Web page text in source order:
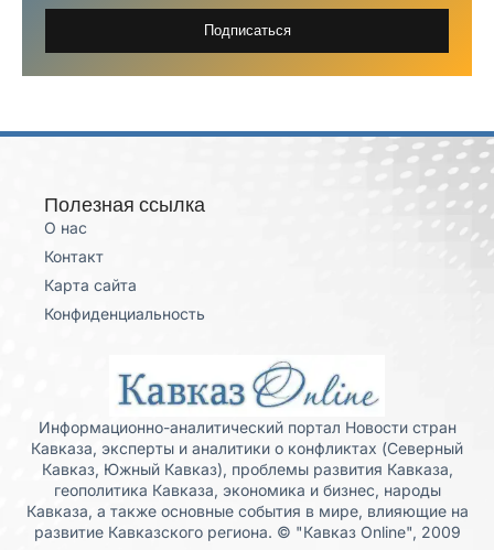
Подписаться
Полезная ссылка
О нас
Контакт
Карта сайта
Конфиденциальность
Информационно-аналитический портал Новости стран
Кавказа, эксперты и аналитики о конфликтах (Северный
Кавказ, Южный Кавказ), проблемы развития Кавказа,
геополитика Кавказа, экономика и бизнес, народы
Кавказа, а также основные события в мире, влияющие на
развитие Кавказского региона. © "Кавказ Online", 2009